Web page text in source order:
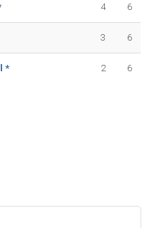
4 6
3 6
* 2 6